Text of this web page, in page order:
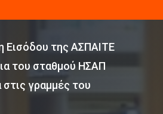
Εισόδου της ΑΣΠΑΙΤΕ
του σταθμού ΗΣΑΠ
στις γραμμές του